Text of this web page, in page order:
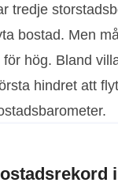
tredje
bostad. Men
för hög. Bland
hindret att